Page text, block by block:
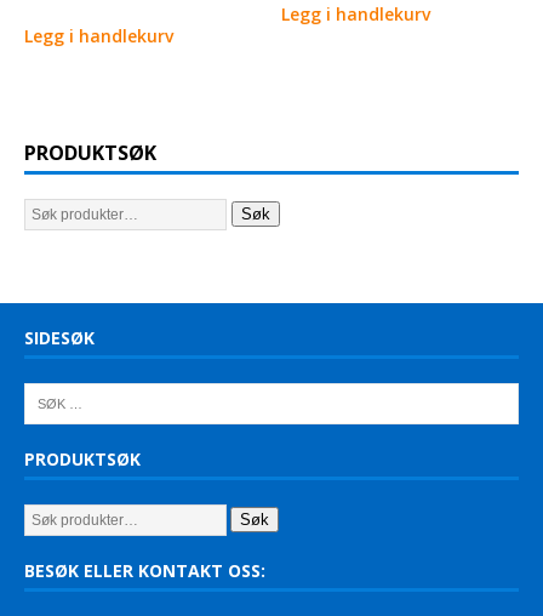
Legg i handlekurv
Legg i handlekurv
PRODUKTSØK
Søk
SIDESØK
PRODUKTSØK
Søk
BESØK ELLER KONTAKT OSS: